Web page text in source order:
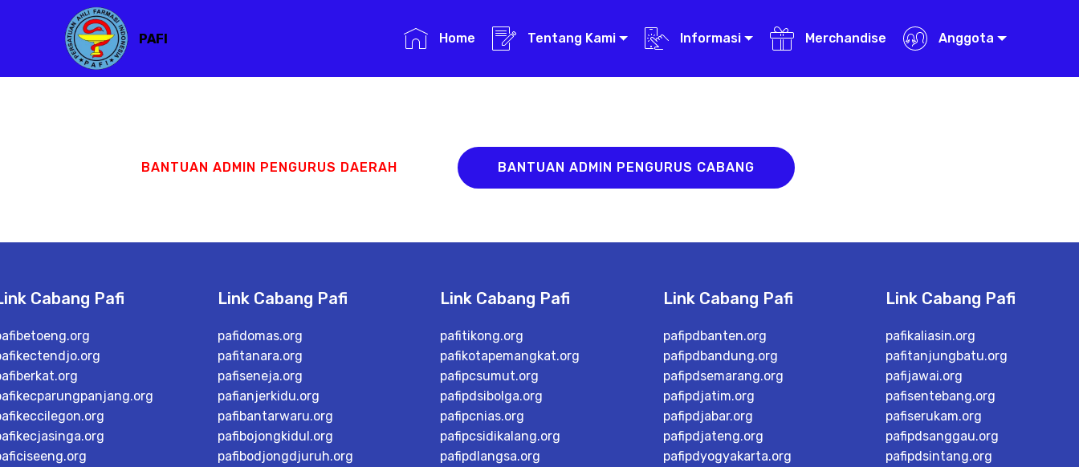
PAFI Home Tentang Kami Informasi Merchandise Anggota
BANTUAN ADMIN PENGURUS DAERAH BANTUAN ADMIN PENGURUS CABANG
Cabang Pafi Link Cabang Pafi
pafidomas.org
pafitanara.org
pafiseneja.org
pafianjerkidu.org
pafibantarwaru.org
pafibojongkidul.org
pafibodjongdjuruh.org
Link Cabang Pafi
pafitikong.org
pafikotapemangkat.org
pafipcsumut.org
pafipdsibolga.org
pafipcnias.org
pafipcsidikalang.org
pafipdlangsa.org
Link Cabang Pafi
pafipdbanten.org
pafipdbandung.org
pafipdsemarang.org
pafipdjatim.org
pafipdjabar.org
pafipdjateng.org
pafipdyogyakarta.org
Link Cabang Pafi
pafikaliasin.org
pafitanjungbatu.org
pafijawai.org
pafisentebang.org
pafiserukam.org
pafipdsanggau.org
pafipdsintang.org